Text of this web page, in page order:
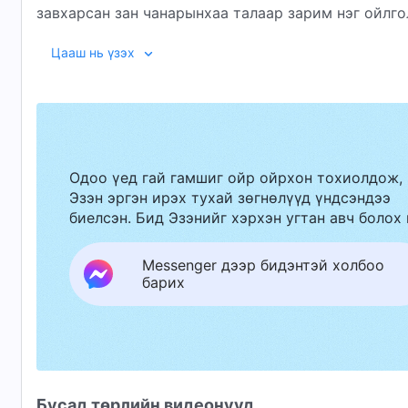
завхарсан зан чанарынхаа талаар зарим нэг
хэрэгтэй болсон аж. Энэ удаад тэр бүсгүй
Цааш нь үзэх
Одоо үед гай гамшиг ойр ойрхон тохиолдож,
Эзэн эргэн ирэх тухай зөгнөлүүд үндсэндээ
биелсэн. Бид Эзэнийг хэрхэн угтан авч болох
Messenger дээр бидэнтэй холбоо
барих